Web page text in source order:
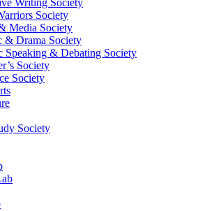
Writing Society
Society
Media Society
& Drama Society
Speaking & Debating Society
Society
Society
Society